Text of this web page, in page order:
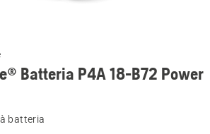
Batteria P4A 18-B72 Power
batteria